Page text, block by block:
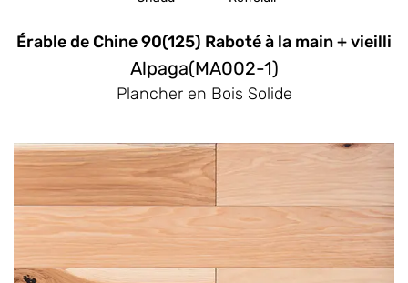
Érable de Chine 90(125) Raboté à la main + vieilli
Alpaga(MA002-1)
Plancher en Bois Solide